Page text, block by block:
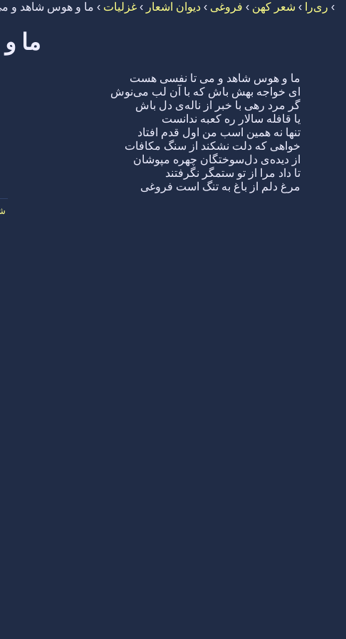
› ری‌را › شعر کهن › فروغی › دیوان اشعار › غزلیات › ما و هوس شاهد و
ما
ما و هوس شاهد و می تا نفسی هست
ای خواجه بهش باش که با آن لب می‌نوش
گر مرد رهی با خبر از ناله‌ی دل باش
یا قافله سالار ره کعبه ندانست
تنها نه همین اسب من اول قدم افتاد
خواهی که دلت نشکند از سنگ مکافات
از دیده‌ی دل‌سوختگان چهره مپوشان
تا داد مرا از تو ستمگر نگرفتند
مرغ دلم از باغ به تنگ است فروغی